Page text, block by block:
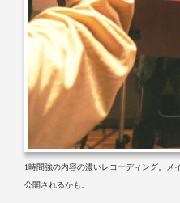
1時間強の内容の濃いレコーディング。メ
公開されるかも。